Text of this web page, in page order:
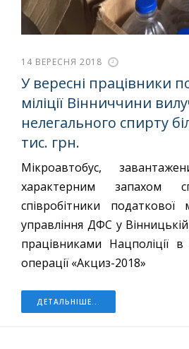
14 ВЕРЕСНЯ 2018
У вересні працівники
міліції Вінниччини
нелегального спирту
тис. грн.
Мікроавтобус,
характерним запахом
співробітники податкової
управління ДФС у Вінницькій
працівниками Нацполіції
операції «Акциз-2018»
ДЕТАЛЬНІШЕ...